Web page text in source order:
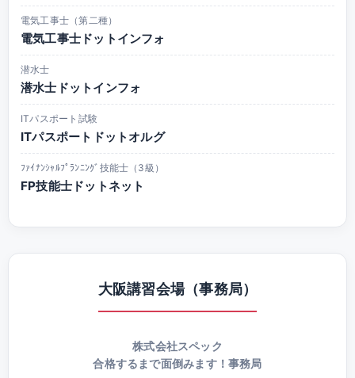
電気工事士（第二種）
電気工事士ドットインフォ
潜水士
潜水士ドットインフォ
ITパスポート試験
ITパスポートドットオルグ
ﾌｧｲﾅﾝｼｬﾙﾌﾟﾗﾝﾆﾝｸﾞ技能士（3級）
FP技能士ドットネット
大阪講習会場（事務局）
株式会社スペック
合格するまで面倒みます！事務局